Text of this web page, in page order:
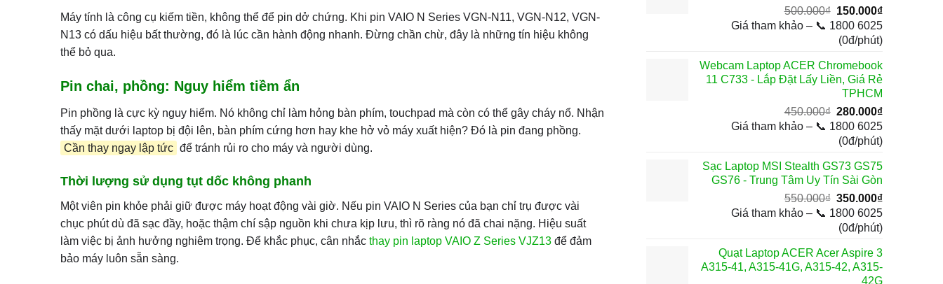
Máy tính là công cụ kiếm tiền, không thể để pin dở chứng. Khi pin VAIO N Series VGN-N11, VGN-N12, VGN-
N13 có dấu hiệu bất thường, đó là lúc cần hành động nhanh. Đừng chần chừ, đây là những tín hiệu không
thể bỏ qua.
Pin chai, phồng: Nguy hiểm tiềm ẩn
Pin phồng là cực kỳ nguy hiểm. Nó không chỉ làm hỏng bàn phím, touchpad mà còn có thể gây cháy nổ. Nhận
thấy mặt dưới laptop bị đội lên, bàn phím cứng hơn hay khe hở vỏ máy xuất hiện? Đó là pin đang phồng.
Cần thay ngay lập tức để tránh rủi ro cho máy và người dùng.
Thời lượng sử dụng tụt dốc không phanh
Một viên pin khỏe phải giữ được máy hoạt động vài giờ. Nếu pin VAIO N Series của bạn chỉ trụ được vài
chục phút dù đã sạc đầy, hoặc thậm chí sập nguồn khi chưa kịp lưu, thì rõ ràng nó đã chai nặng. Hiệu suất
làm việc bị ảnh hưởng nghiêm trọng. Để khắc phục, cân nhắc thay pin laptop VAIO Z Series VJZ13để đảm
bảo máy luôn sẵn sàng.
500.000₫ Giá
gốc
là:
150.000₫Giá
hiện
tại
150.000₫.
Giá tham khảo – 📞 1800 6025
(0đ/phút)
Webcam Laptop ACER Chromebook
11 C733 - Lắp Đặt Lấy Liền, Giá Rẻ
TPHCM
450.000₫ Giá
gốc
là:
280.000₫Giá
hiện
tại
280.000₫.
Giá tham khảo – 📞 1800 6025
(0đ/phút)
Sạc Laptop MSI Stealth GS73 GS75
GS76 - Trung Tâm Uy Tín Sài Gòn
550.000₫ Giá
gốc
là:
350.000₫Giá
hiện
tại
350.000₫.
Giá tham khảo – 📞 1800 6025
(0đ/phút)
Quạt Laptop ACER Acer Aspire 3
A315-41, A315-41G, A315-42, A315-
42G